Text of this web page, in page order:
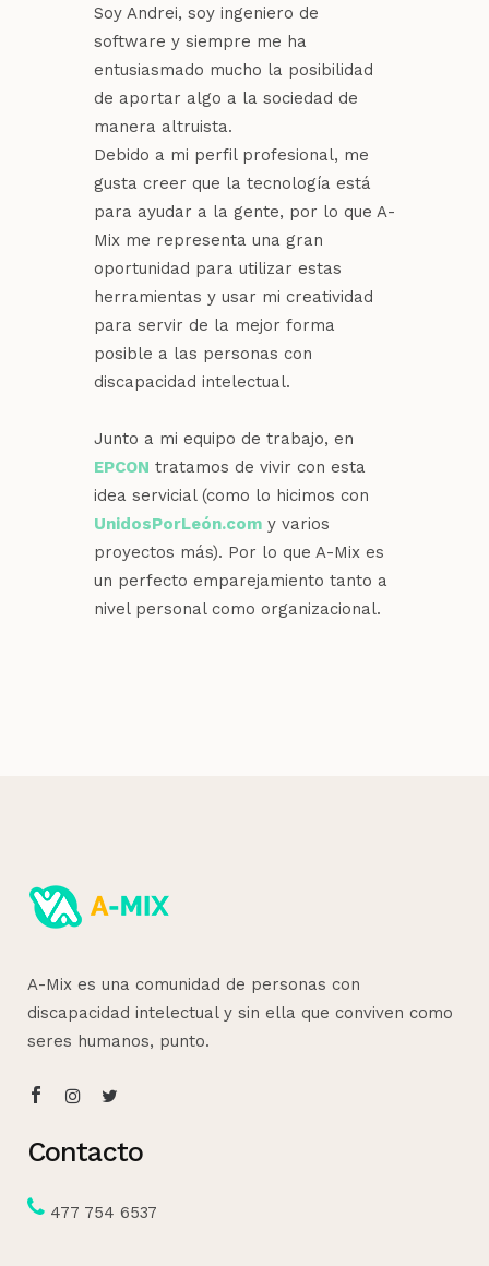
Soy Andrei, soy ingeniero de
software y siempre me ha
entusiasmado mucho la posibilidad
de aportar algo a la sociedad de
manera altruista.
Debido a mi perfil profesional, me
gusta creer que la tecnología está
para ayudar a la gente, por lo que A-
Mix me representa una gran
oportunidad para utilizar estas
herramientas y usar mi creatividad
para servir de la mejor forma
posible a las personas con
discapacidad intelectual.
Junto a mi equipo de trabajo, en
EPCON tratamos de vivir con esta
idea servicial (como lo hicimos con
UnidosPorLeón.com y varios
proyectos más). Por lo que A-Mix es
un perfecto emparejamiento tanto a
nivel personal como organizacional.
A-Mix es una comunidad de personas con
discapacidad intelectual y sin ella que conviven como
seres humanos, punto.
Contacto
477 754 6537